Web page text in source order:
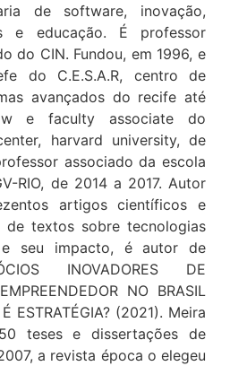
de software, inovação,
e educação. É professor
do CIN. Fundou, em 1996, e
do C.E.S.A.R, centro de
avançados do recife até
e faculty associate do
harvard university, de
associado da escola
RIO, de 2014 a 2017. Autor
artigos científicos e
de textos sobre tecnologias
seu impacto, é autor de
INOVADORES DE
NO BRASIL
ESTRATÉGIA? (2021). Meira
teses e dissertações de
a revista época o elegeu